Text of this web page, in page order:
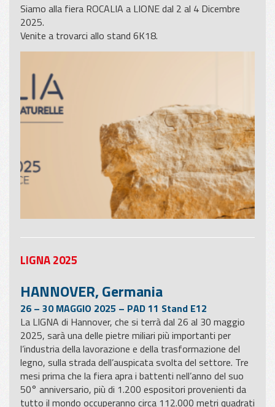
Siamo alla fiera ROCALIA a LIONE dal 2 al 4 Dicembre
2025.
Venite a trovarci allo stand 6K18.
LIGNA 2025
HANNOVER, Germania
26 – 30 MAGGIO 2025 – PAD 11 Stand E12
La LIGNA di Hannover, che si terrà dal 26 al 30 maggio
2025, sarà una delle pietre miliari più importanti per
l’industria della lavorazione e della trasformazione del
legno, sulla strada dell’auspicata svolta del settore. Tre
mesi prima che la fiera apra i battenti nell’anno del suo
50° anniversario, più di 1.200 espositori provenienti da
tutto il mondo occuperanno circa 112.000 metri quadrati